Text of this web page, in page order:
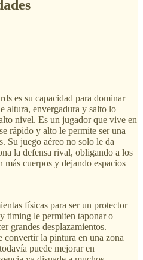
es su capacidad para dominar
altura, envergadura y salto lo
nivel. Es un jugador que vive en
rápido y alto le permite ser una
Su juego aéreo no solo le da
la defensa rival, obligando a los
cuerpos y dejando espacios
físicas para ser un protector
timing le permiten taponar o
grandes desplazamientos.
convertir la pintura en una zona
puede mejorar en